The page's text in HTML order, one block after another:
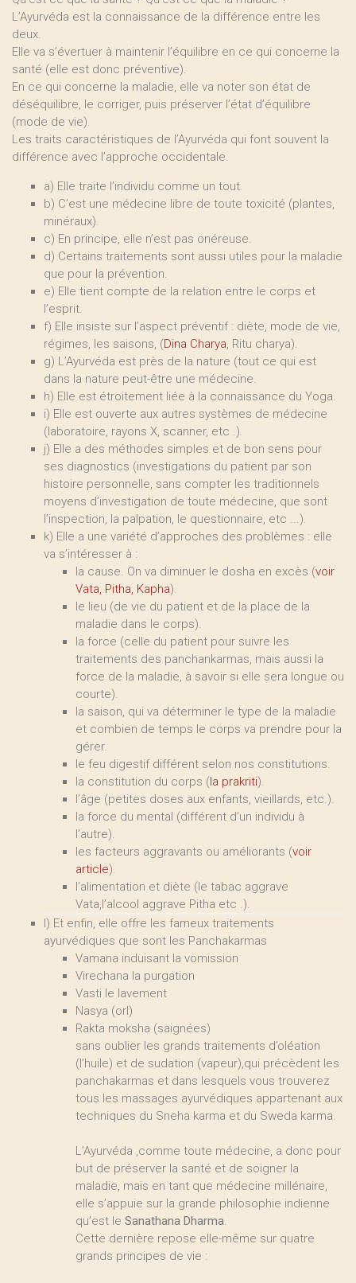
L’Ayurvéda est la connaissance de la différence entre les
deux.
Elle va s’évertuer à maintenir l’équilibre en ce qui concerne la
santé (elle est donc préventive).
En ce qui concerne la maladie, elle va noter son état de
déséquilibre, le corriger, puis préserver l’état d’équilibre
(mode de vie).
Les traits caractéristiques de l’Ayurvéda qui font souvent la
différence avec l’approche occidentale.
a) Elle traite l’individu comme un tout.
b) C’est une médecine libre de toute toxicité (plantes,
minéraux).
c) En principe, elle n’est pas onéreuse.
d) Certains traitements sont aussi utiles pour la maladie
que pour la prévention.
e) Elle tient compte de la relation entre le corps et
l’esprit.
f) Elle insiste sur l’aspect préventif : diète, mode de vie,
régimes, les saisons, (Dina Charya, Ritu charya).
g) L’Ayurvéda est près de la nature (tout ce qui est
dans la nature peut-être une médecine.
h) Elle est étroitement liée à la connaissance du Yoga.
i) Elle est ouverte aux autres systèmes de médecine
(laboratoire, rayons X, scanner, etc .).
j) Elle a des méthodes simples et de bon sens pour
ses diagnostics (investigations du patient par son
histoire personnelle, sans compter les traditionnels
moyens d’investigation de toute médecine, que sont
l’inspection, la palpation, le questionnaire, etc ...).
k) Elle a une variété d’approches des problèmes : elle
va s’intéresser à :
la cause. On va diminuer le dosha en excès (voir
Vata, Pitha, Kapha).
le lieu (de vie du patient et de la place de la
maladie dans le corps).
la force (celle du patient pour suivre les
traitements des panchankarmas, mais aussi la
force de la maladie, à savoir si elle sera longue ou
courte).
la saison, qui va déterminer le type de la maladie
et combien de temps le corps va prendre pour la
gérer.
le feu digestif différent selon nos constitutions.
la constitution du corps (la prakriti).
l’âge (petites doses aux enfants, vieillards, etc.).
la force du mental (différent d’un individu à
l’autre).
les facteurs aggravants ou améliorants (voir
article).
l’alimentation et diète (le tabac aggrave
Vata,l’alcool aggrave Pitha etc .).
l) Et enfin, elle offre les fameux traitements
ayurvédiques que sont les Panchakarmas
Vamana induisant la vomission
Virechana la purgation
Vasti le lavement
Nasya (orl)
Rakta moksha (saignées)
sans oublier les grands traitements d’oléation
(l’huile) et de sudation (vapeur),qui précèdent les
panchakarmas et dans lesquels vous trouverez
tous les massages ayurvédiques appartenant aux
techniques du Sneha karma et du Sweda karma.
L’Ayurvéda ,comme toute médecine, a donc pour
but de préserver la santé et de soigner la
maladie, mais en tant que médecine millénaire,
elle s’appuie sur la grande philosophie indienne
qu’est le Sanathana Dharma.
Cette dernière repose elle-même sur quatre
grands principes de vie :